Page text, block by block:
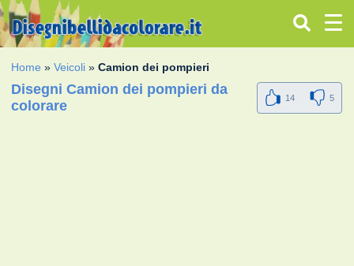
Home »Veicoli »Camion dei pompieri
Disegni Camion dei pompieri da
colorare
14 5